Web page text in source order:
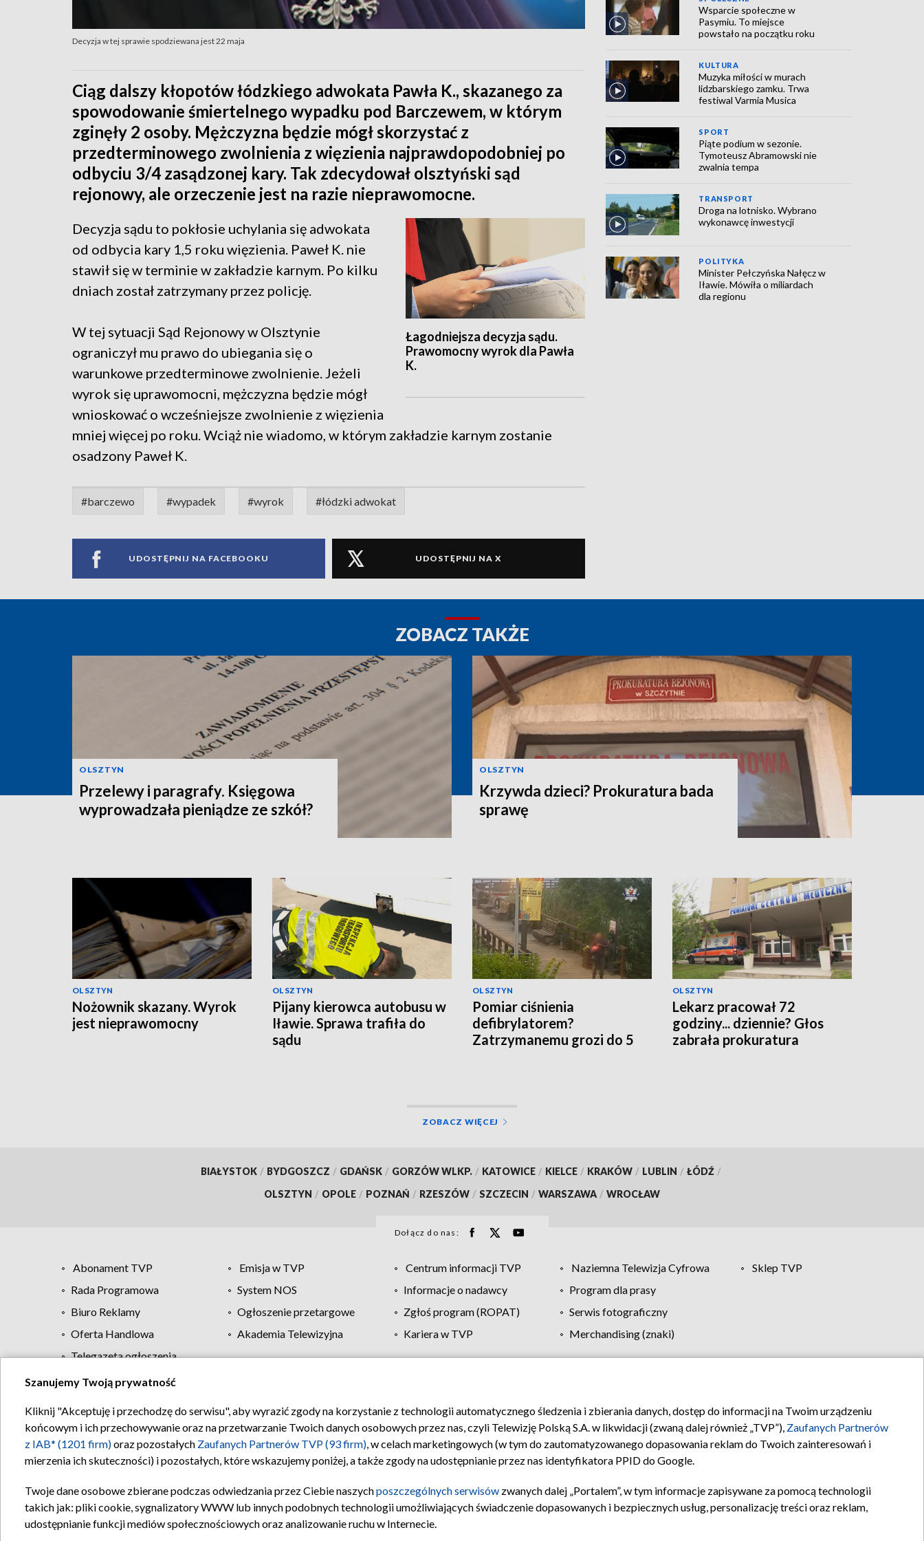
Decyzja w tej sprawie spodziewana jest 22 maja
Ciąg dalszy kłopotów łódzkiego adwokata Pawła K., skazanego za
spowodowanie śmiertelnego wypadku pod Barczewem, w którym
zginęły 2 osoby. Mężczyzna będzie mógł skorzystać z
przedterminowego zwolnienia z więzienia najprawdopodobniej po
odbyciu 3/4 zasądzonej kary. Tak zdecydował olsztyński sąd
rejonowy, ale orzeczenie jest na razie nieprawomocne.
Łagodniejsza decyzja sądu.
Prawomocny wyrok dla Pawła
K.
Decyzja sądu to pokłosie uchylania się adwokata
od odbycia kary 1,5 roku więzienia. Paweł K. nie
stawił się w terminie w zakładzie karnym. Po kilku
dniach został zatrzymany przez policję.
W tej sytuacji Sąd Rejonowy w Olsztynie
ograniczył mu prawo do ubiegania się o
warunkowe przedterminowe zwolnienie. Jeżeli
wyrok się uprawomocni, mężczyzna będzie mógł
wnioskować o wcześniejsze zwolnienie z więzienia
mniej więcej po roku. Wciąż nie wiadomo, w którym zakładzie karnym zostanie
osadzony Paweł K.
#barczewo #wypadek #wyrok #łódzki adwokat
UDOSTĘPNIJ NA FACEBOOKU UDOSTĘPNIJ NA X
Wsparcie społeczne w
Pasymiu. To miejsce
powstało na początku roku
KULTURA
Muzyka miłości w murach
lidzbarskiego zamku. Trwa
festiwal Varmia Musica
SPORT
Piąte podium w sezonie.
Tymoteusz Abramowski nie
zwalnia tempa
TRANSPORT
Droga na lotnisko. Wybrano
wykonawcę inwestycji
POLITYKA
Minister Pełczyńska Nałęcz w
Iławie. Mówiła o miliardach
dla regionu
ZOBACZ TAKŻE
OLSZTYN
Przelewy i paragrafy. Księgowa
wyprowadzała pieniądze ze szkół?
OLSZTYN
Krzywda dzieci? Prokuratura bada
sprawę
OLSZTYN
Nożownik skazany. Wyrok
jest nieprawomocny
OLSZTYN
Pijany kierowca autobusu w
Iławie. Sprawa trafiła do
sądu
OLSZTYN
Pomiar ciśnienia
defibrylatorem?
Zatrzymanemu grozi do 5
OLSZTYN
Lekarz pracował 72
godziny... dziennie? Głos
zabrała prokuratura
ZOBACZ WIĘCEJ
BIAŁYSTOK / BYDGOSZCZ / GDAŃSK / GORZÓW WLKP. / KATOWICE / KIELCE / KRAKÓW / LUBLIN / ŁÓDŹ /
OLSZTYN / OPOLE / POZNAŃ / RZESZÓW / SZCZECIN / WARSZAWA / WROCŁAW
Dołącz do nas:
Abonament TVP Emisja w TVP Centrum informacji TVP Naziemna Telewizja Cyfrowa
Sklep TVP
Rada Programowa
System NOS Informacje o nadawcy
Program dla prasy
Biuro Reklamy
Ogłoszenie przetargowe Zgłoś program (ROPAT)
Serwis fotograficzny
Oferta Handlowa
Akademia Telewizyjna Kariera w TVP
Merchandising (znaki)
Telegazeta ogłoszenia
Regulamin TVP Polityka prywatności Moje zgody Pomoc Biuro reklamy Kontakt
Szanujemy Twoją prywatność
Kliknij "Akceptuję i przechodzę do serwisu", aby wyrazić zgody na korzystanie z technologii automatycznego śledzenia i zbierania danych, dostęp do informacji na Twoim urządzeniu
końcowym i ich przechowywanie oraz na przetwarzanie Twoich danych osobowych przez nas, czyli Telewizję Polską S.A. w likwidacji (zwaną dalej również „TVP”), Zaufanych Partnerów
z IAB* (1201 firm)oraz pozostałych Zaufanych Partnerów TVP (93 firm), w celach marketingowych (w tym do zautomatyzowanego dopasowania reklam do Twoich zainteresowań i
mierzenia ich skuteczności) i pozostałych, które wskazujemy poniżej, a także zgody na udostępnianie przez nas identyfikatora PPID do Google.
Twoje dane osobowe zbierane podczas odwiedzania przez Ciebie naszychposzczególnych serwisów zwanych dalej „Portalem”, w tym informacje zapisywane za pomocą technologii
takich jak: pliki cookie, sygnalizatory WWW lub innych podobnych technologii umożliwiających świadczenie dopasowanych i bezpiecznych usług, personalizację treści oraz reklam,
udostępnianie funkcji mediów społecznościowych oraz analizowanie ruchu w Internecie.